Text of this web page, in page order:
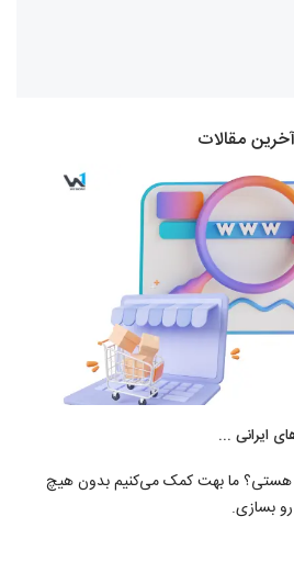
آخرین مقالات
هستی؟ ما بهت کمک می‌کنیم بدون هیچ
بسازی.